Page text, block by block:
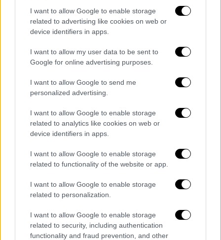
I want to allow Google to enable storage
related to advertising like cookies on web or
device identifiers in apps.
I want to allow my user data to be sent to
Google for online advertising purposes.
I want to allow Google to send me
personalized advertising.
I want to allow Google to enable storage
related to analytics like cookies on web or
device identifiers in apps.
I want to allow Google to enable storage
related to functionality of the website or app.
I want to allow Google to enable storage
related to personalization.
I want to allow Google to enable storage
related to security, including authentication
functionality and fraud prevention, and other
Αθλητισμός |03.07.2025 22:41
Παγκόσμιος θρήνος για τον τραγικό
χαμό του Ντιόγκο Ζότα - Συγκινητικά
ΠΑΟΚ: Καθολική αναγνώριση και
εμπιστοσύνη στον Ιβάν Σαββίδη απ'
τον κόσμο της ομάδας
Στην πόλη Γκόντομαρ, όπου μεγάλωσε, οι
άφησαν ένα λουλούδι έξω από την εκκλησία.